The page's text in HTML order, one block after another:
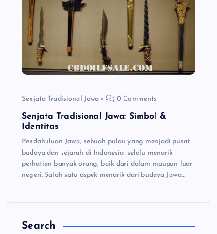
Senjata Tradisional Jawa 0 Comments
Senjata Tradisional Jawa: Simbol &
Identitas
Pendahuluan Jawa, sebuah pulau yang menjadi pusat
budaya dan sejarah di Indonesia, selalu menarik
perhatian banyak orang, baik dari dalam maupun luar
negeri. Salah satu aspek menarik dari budaya Jawa…
Search